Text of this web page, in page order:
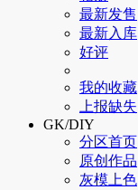
最新发售
最新入库
好评
我的收藏
上报缺失
GK/DIY
分区首页
原创作品
灰模上色